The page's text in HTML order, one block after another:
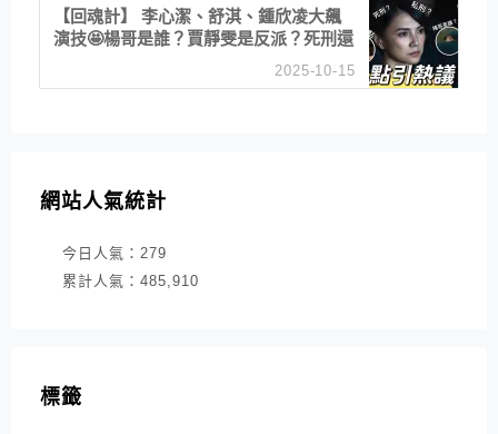
【回魂計】 李心潔、舒淇、鍾欣凌大飆
演技🤩楊哥是誰？賈靜雯是反派？死刑還
2025-10-15
網站人氣統計
今日人氣： 279
累計人氣： 485,910
標籤